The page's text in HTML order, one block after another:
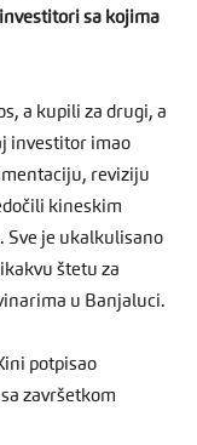
sa kojima
a kupili za drugi, a
investitor imao
reviziju
kineskim
Sve je ukalkulisano
štetu za
u Banjaluci.
potpisao
završetkom